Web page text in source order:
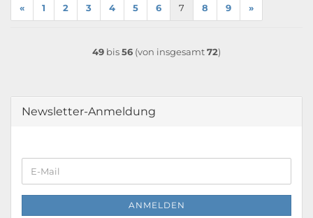
« 1 2 3 4 5 6 7 8 9 »
49 bis56 (von insgesamt72)
Newsletter-Anmeldung
ZUR
E-
Mail
ANMELDEN